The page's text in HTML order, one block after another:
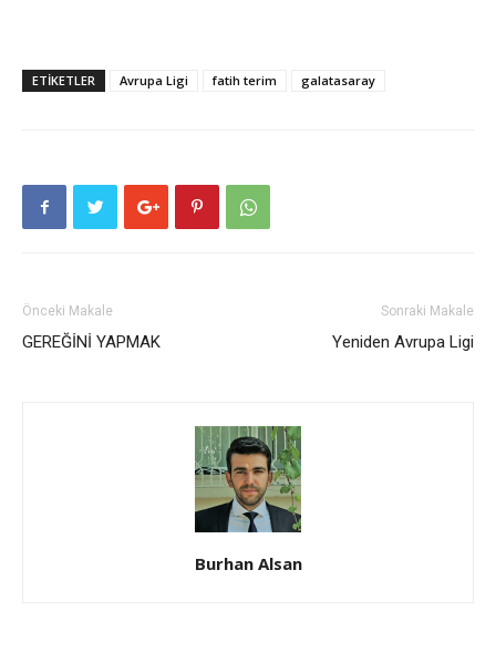
ETIKETLER Avrupa Ligi fatih terim galatasaray
Önceki Makale
GEREĞİNİ YAPMAK
Sonraki Makale
Yeniden Avrupa Ligi
Burhan Alsan